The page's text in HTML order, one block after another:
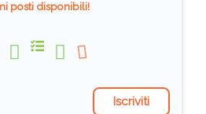
posti disponibili!
Iscriviti